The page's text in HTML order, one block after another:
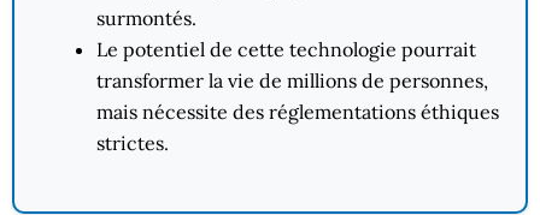
surmontés.
Le potentiel de cette technologie pourrait
transformer la vie de millions de personnes,
mais nécessite des réglementations éthiques
strictes.